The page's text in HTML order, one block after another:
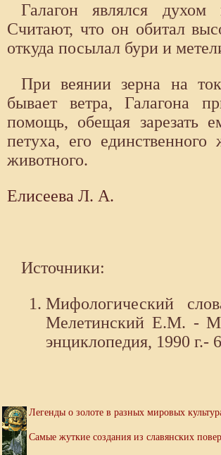
Галагон являлся духом
Считают, что он обитал
откуда посылал бури и
При веянии зерна на
бывает ветра, Галагона
помощь, обещая зарезать
петуха, его единственного
животного.
Елисеева Л. А.
Источники:
Мифологический
Мелетинский Е.М. -
энциклопедия, 1990 г.-
Легенды о золоте в разных мировых
Самые жуткие создания из славянских